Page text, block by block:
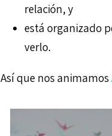
relación, y
está organizado
verlo.
Así que nos animamos